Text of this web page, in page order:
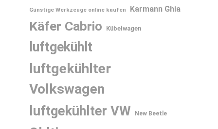
Günstige Werkzeuge online kaufen
Karmann Ghia
Käfer Cabrio Kübelwagen
luftgekühlt
luftgekühlter
Volkswagen
luftgekühlter VW New Beetle